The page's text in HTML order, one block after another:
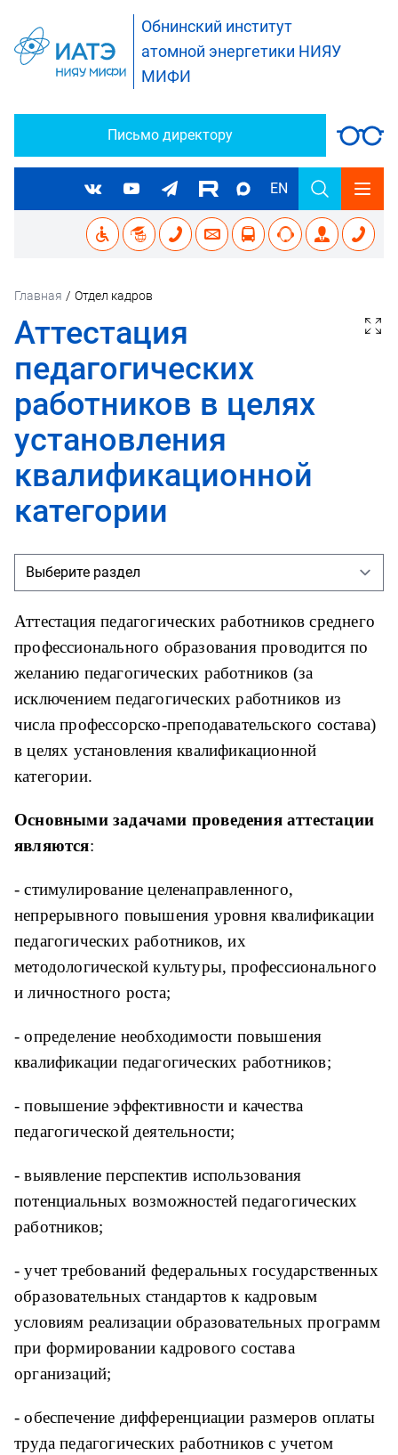
Обнинский институт
атомной энергетики НИЯУ
МИФИ
Письмо директору
EN
Главная / Отдел кадров
Аттестация
педагогических
работников в целях
установления
квалификационной
категории
Аттестация педагогических работников среднего
профессионального образования проводится по
желанию педагогических работников (за
исключением педагогических работников из
числа профессорско-преподавательского состава)
в целях установления квалификационной
категории.
Основными задачами проведения аттестации
являются:
- стимулирование целенаправленного,
непрерывного повышения уровня квалификации
педагогических работников, их
методологической культуры, профессионального
и личностного роста;
- определение необходимости повышения
квалификации педагогических работников;
- повышение эффективности и качества
педагогической деятельности;
- выявление перспектив использования
потенциальных возможностей педагогических
работников;
- учет требований федеральных государственных
образовательных стандартов к кадровым
условиям реализации образовательных программ
при формировании кадрового состава
организаций;
- обеспечение дифференциации размеров оплаты
труда педагогических работников с учетом